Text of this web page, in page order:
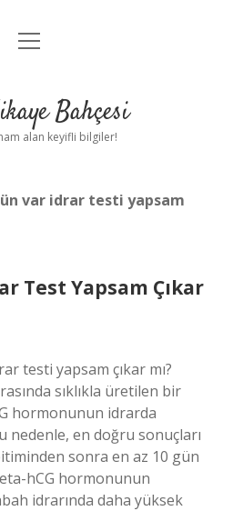
Anasayfa
Uyarı
menüyü
Bahçesi
alan keyifli bilgiler!
var idrar testi yapsam
Test Yapsam Çıkar
testi yapsam çıkar mı?
sıklıkla üretilen bir
hormonunun idrarda
nedenle, en doğru sonuçları
sonra en az 10 gün
hCG hormonunun
idrarında daha yüksek